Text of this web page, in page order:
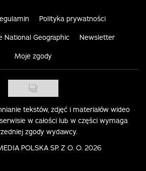
Polityka prywatności
National Geographic Newsletter
Moje zgody
tekstów, zdjęć i materiałów wideo
w całości lub w części wymaga
zgody wydawcy.
POLSKA SP. Z O. O. 2026